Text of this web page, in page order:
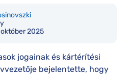
2025
jogainak és kártérítési
bejelentette, hogy